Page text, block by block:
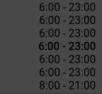
6:00 - 23:00
6:00 - 23:00
6:00 - 23:00
6:00 - 23:00
6:00 - 23:00
6:00 - 23:00
8:00 - 21:00